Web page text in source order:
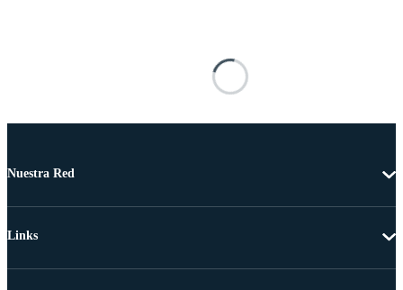
Nuestra Red
Links